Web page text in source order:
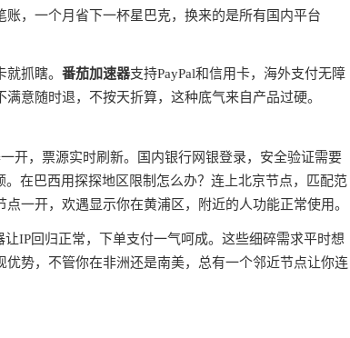
，一个月省下一杯星巴克，换来的是所有国内平台
抓瞎。 番茄加速器支持PayPal和信用卡，海外支付无障
满意随时退，不按天折算，这种底气来自产品过硬。
开，票源实时刷新。国内银行网银登录，安全验证需要
在巴西用探探地区限制怎么办？连上北京节点，匹配范
一开，欢遇显示你在黄浦区，附近的人功能正常使用。
IP回归正常，下单支付一气呵成。这些细碎需求平时想
优势，不管你在非洲还是南美，总有一个邻近节点让你连